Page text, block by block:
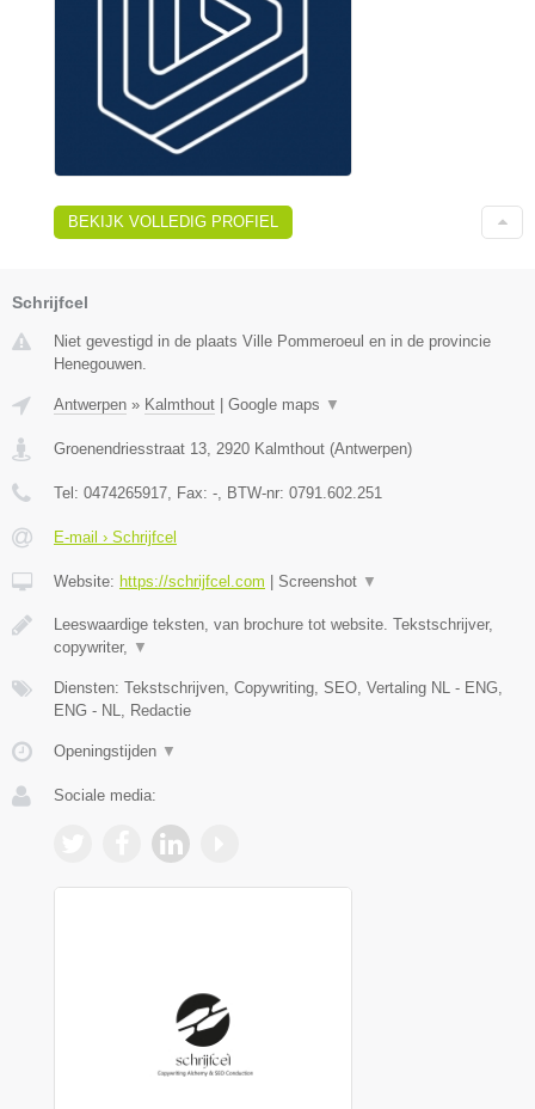
BEKIJK VOLLEDIG PROFIEL
Schrijfcel
Niet gevestigd in de plaats Ville Pommeroeul en in de provincie
Henegouwen.
Antwerpen » Kalmthout Google maps ▼
Groenendriesstraat 13, 2920 Kalmthout (Antwerpen)
Tel: 0474265917, Fax: -, BTW-nr: 0791.602.251
E-mail › Schrijfcel
Website: https://schrijfcel.com Screenshot ▼
Leeswaardige teksten, van brochure tot website. Tekstschrijver,
copywriter, ▼
Diensten: Tekstschrijven, Copywriting, SEO, Vertaling NL - ENG,
ENG - NL, Redactie
Openingstijden ▼
Sociale media: